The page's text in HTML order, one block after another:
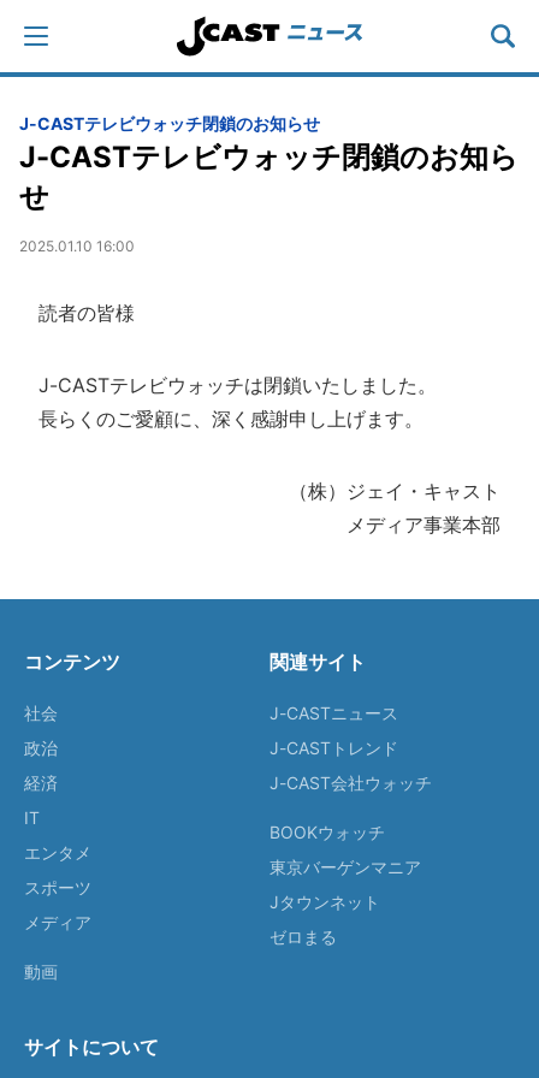
J-CASTテレビウォッチ閉鎖のお知らせ
J-CASTテレビウォッチ閉鎖のお知ら
せ
2025.01.10 16:00
読者の皆様
J-CASTテレビウォッチは閉鎖いたしました。
長らくのご愛顧に、深く感謝申し上げます。
（株）ジェイ・キャスト
メディア事業本部
コンテンツ
社会
政治
経済
IT
エンタメ
スポーツ
メディア
動画
関連サイト
J-CASTニュース
J-CASTトレンド
J-CAST会社ウォッチ
BOOKウォッチ
東京バーゲンマニア
Jタウンネット
ゼロまる
サイトについて